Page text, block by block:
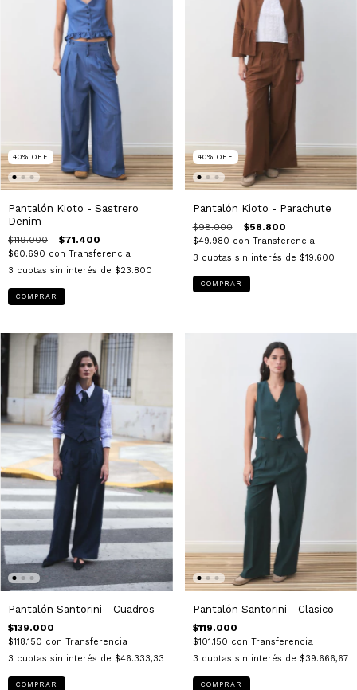
40% OFF
Pantalón Kioto - Sastrero
Denim
$119.000 $71.400
$60.690 con Transferencia
3 cuotas sin interés de $23.800
COMPRAR
40% OFF
Pantalón Kioto - Parachute
$98.000 $58.800
$49.980 con Transferencia
3 cuotas sin interés de $19.600
COMPRAR
Pantalón Santorini - Cuadros
$139.000
$118.150 con Transferencia
3 cuotas sin interés de $46.333,33
COMPRAR
Pantalón Santorini - Clasico
$119.000
$101.150 con Transferencia
3 cuotas sin interés de $39.666,67
COMPRAR